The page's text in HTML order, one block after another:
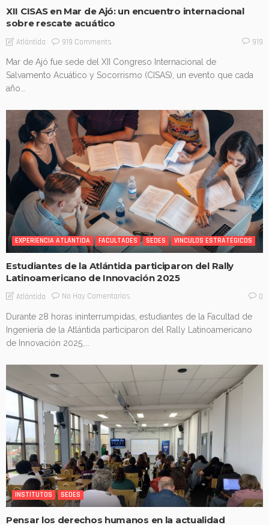
XII CISAS en Mar de Ajó: un encuentro internacional
sobre rescate acuático
Atlántida 919 Comments 919
Mar de Ajó fue sede del XII Congreso Internacional de
Salvamento Acuático y Socorrismo (CISAS), un evento que cada
año...
EXPERIENCIA ATLÁNTIDA FACULTADES SEDES VINCULOS ESTRATÉGICOS
Estudiantes de la Atlántida participaron del Rally
Latinoamericano de Innovación 2025
Atlántida No Hay Comentarios 0
Durante 28 horas ininterrumpidas, estudiantes de la Facultad de
Ingeniería de la Atlántida participaron del Rally Latinoamericano
de Innovación 2025,...
INSTITUTOS SEDES
Pensar los derechos humanos en la actualidad